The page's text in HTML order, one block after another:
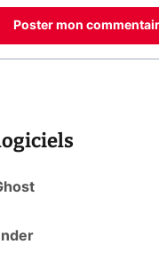
Poster mon